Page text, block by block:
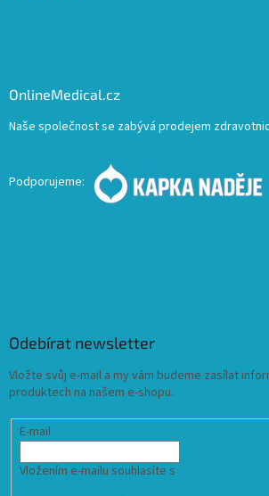
OnlineMedical.cz
Naše společnost se zabývá prodejem
Podporujeme:
Odebírat newsletter
Vložte svůj e-mail a my vám budeme zasílat
produktech na našem e-shopu.
E-mail
Vložením e-mailu souhlasíte s